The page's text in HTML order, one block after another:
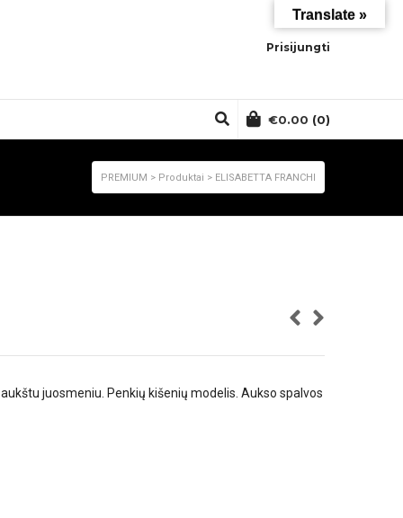
Prisijungti
€0.00 (0)
PREMIUM > Produktai > ELISABETTA FRANCHI
juosmeniu. Penkių kišenių modelis. Aukso spalvos
Translate »